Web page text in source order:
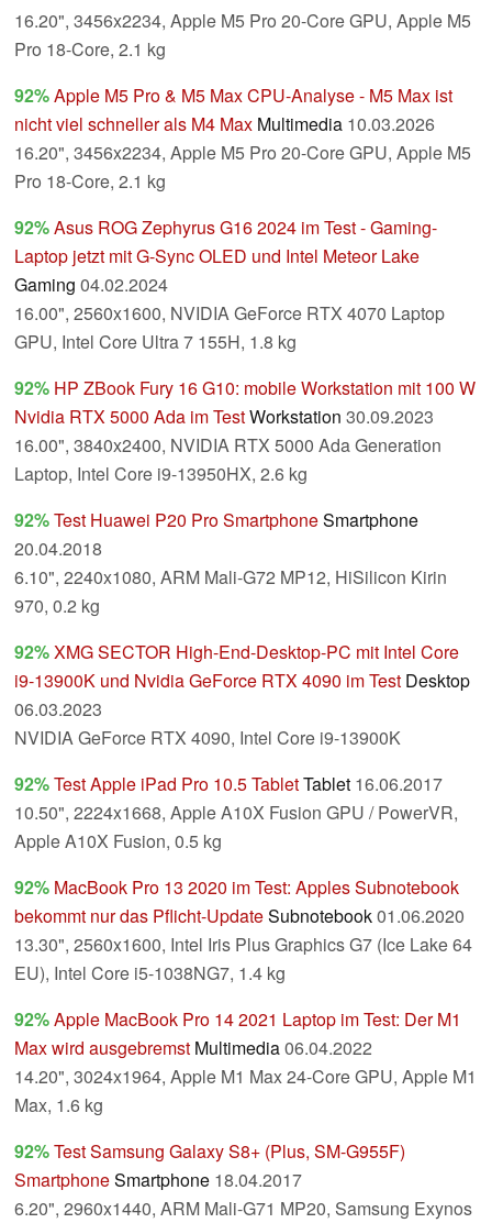
16.20", 3456x2234, Apple M5 Pro 20-Core GPU, Apple M5
Pro 18-Core, 2.1 kg
92%Apple M5 Pro & M5 Max CPU-Analyse - M5 Max ist
nicht viel schneller als M4 Max Multimedia 10.03.2026
16.20", 3456x2234, Apple M5 Pro 20-Core GPU, Apple M5
Pro 18-Core, 2.1 kg
92%Asus ROG Zephyrus G16 2024 im Test - Gaming-
Laptop jetzt mit G-Sync OLED und Intel Meteor Lake
Gaming 04.02.2024
16.00", 2560x1600, NVIDIA GeForce RTX 4070 Laptop
GPU, Intel Core Ultra 7 155H, 1.8 kg
92% HP ZBook Fury 16 G10: mobile Workstation mit 100 W
Nvidia RTX 5000 Ada im TestWorkstation 30.09.2023
16.00", 3840x2400, NVIDIA RTX 5000 Ada Generation
Laptop, Intel Core i9-13950HX, 2.6 kg
92%Test Huawei P20 Pro SmartphoneSmartphone
20.04.2018
6.10", 2240x1080, ARM Mali-G72 MP12, HiSilicon Kirin
970, 0.2 kg
92%XMG SECTOR High-End-Desktop-PC mit Intel Core
i9-13900K und Nvidia GeForce RTX 4090 im Test Desktop
06.03.2023
NVIDIA GeForce RTX 4090, Intel Core i9-13900K
92%Test Apple iPad Pro 10.5 TabletTablet 16.06.2017
10.50", 2224x1668, Apple A10X Fusion GPU / PowerVR,
Apple A10X Fusion, 0.5 kg
92% MacBook Pro 13 2020 im Test: Apples Subnotebook
bekommt nur das Pflicht-UpdateSubnotebook01.06.2020
13.30", 2560x1600, Intel Iris Plus Graphics G7 (Ice Lake 64
EU), Intel Core i5-1038NG7, 1.4 kg
92%Apple MacBook Pro 14 2021 Laptop im Test: Der M1
Max wird ausgebremst Multimedia06.04.2022
14.20", 3024x1964, Apple M1 Max 24-Core GPU, Apple M1
Max, 1.6 kg
92%Test Samsung Galaxy S8+ (Plus, SM-G955F)
SmartphoneSmartphone 18.04.2017
6.20", 2960x1440, ARM Mali-G71 MP20, Samsung Exynos